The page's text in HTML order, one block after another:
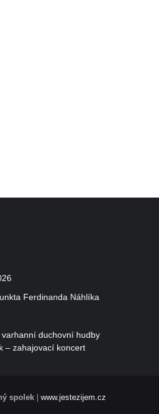
Ferdinanda Náhlíka
duchovní hudby
– zahajovací koncert
spolek | www.jestezijem.cz